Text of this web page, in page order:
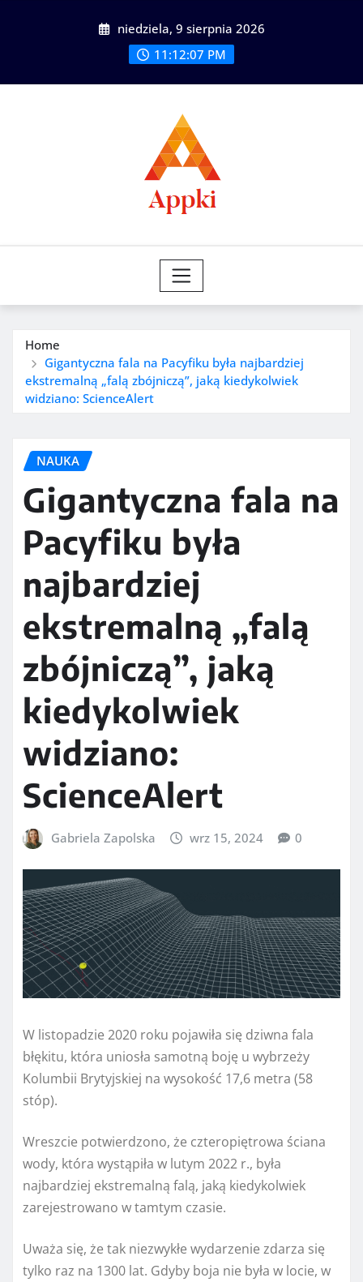
niedziela, 9 sierpnia 2026
11:12:09 PM
Home
Gigantyczna fala na Pacyfiku była najbardziej
ekstremalną „falą zbójniczą”, jaką kiedykolwiek
widziano: ScienceAlert
NAUKA
Gigantyczna fala na
Pacyfiku była
najbardziej
ekstremalną „falą
zbójniczą”, jaką
kiedykolwiek
widziano:
ScienceAlert
Gabriela Zapolska wrz 15, 2024 0
W listopadzie 2020 roku pojawiła się dziwna fala
błękitu, która uniosła samotną boję u wybrzeży
Kolumbii Brytyjskiej na wysokość 17,6 metra (58
stóp).
Wreszcie potwierdzono, że czteropiętrowa ściana
wody, która wystąpiła w lutym 2022 r., była
najbardziej ekstremalną falą, jaką kiedykolwiek
zarejestrowano w tamtym czasie.
Uważa się, że tak niezwykłe wydarzenie zdarza się
tylko raz na 1300 lat. Gdyby boja nie była w locie, w